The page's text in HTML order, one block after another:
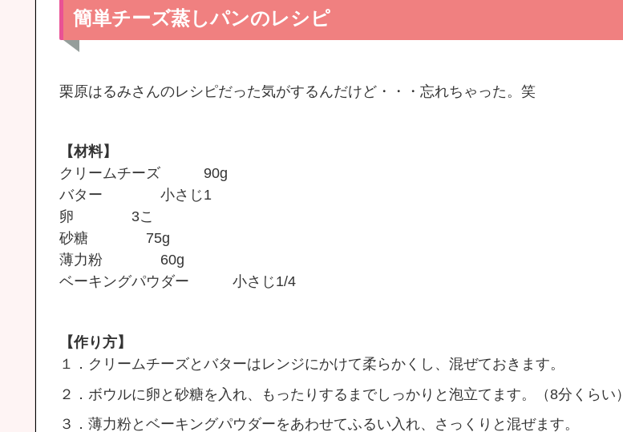
簡単チーズ蒸しパンのレシピ
栗原はるみさんのレシピだった気がするんだけど・・・忘れちゃった。笑
【材料】
クリームチーズ 90g
バター 小さじ1
卵 3こ
砂糖 75g
薄力粉 60g
ベーキングパウダー 小さじ1/4
【作り方】
１．クリームチーズとバターはレンジにかけて柔らかくし、混ぜておきます。
２．ボウルに卵と砂糖を入れ、もったりするまでしっかりと泡立てます。（8分くらい）
３．薄力粉とベーキングパウダーをあわせてふるい入れ、さっくりと混ぜます。